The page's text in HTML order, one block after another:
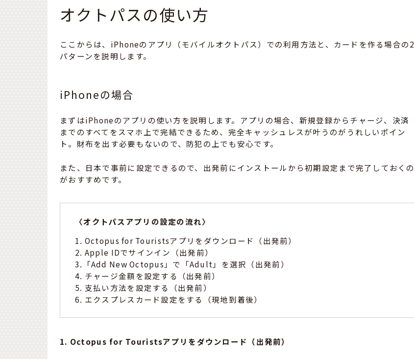
オクトパスの使い方
ここからは、iPhoneのアプリ（モバイルオクトパス）での利用方法と、カードを作る場合の2
パターンを説明します。
iPhoneの場合
まずはiPhoneのアプリの使い方を説明します。アプリの場合、新規登録からチャージ、決済
までのすべてをスマホ上で完結できるため、完全キャッシュレスが叶うのがうれしいポイン
ト。財布を出す必要もないので、防犯の上でも安心です。
また、日本で事前に設定できるので、出発前にインストールから初期設定まで完了しておくの
がおすすめです。
〈オクトパスアプリの設定の流れ〉
1. Octopus for Touristsアプリをダウンロード（出発前）
2. Apple IDでサインイン（出発前）
3.「Add New Octopus」で「Adult」を選択（出発前）
4. チャージ金額を設定する（出発前）
5. 支払い方法を設定する（出発前）
6. エクスプレスカード設定をする（現地到着後）
1. Octopus for Touristsアプリをダウンロード（出発前）